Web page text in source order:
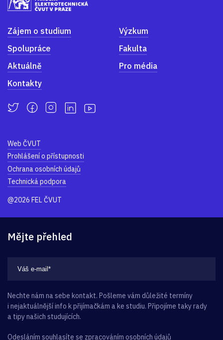
Zájem o studium
Výzkum
Spolupráce
Fakulta
Aktuálně
Pro média
Kontakty
Web ČVUT
Prohlášení o přístupnosti
Ochrana osobních údajů
Technická podpora
@2026 FEL ČVUT
Mějte přehled
Nechte nám na sebe kontakt. Pošleme vám důležité termíny
i nejaktuálnější info k přijímačkám a ke studiu. Připojíme taky rady
a tipy našich studujících.
Odesláním souhlasíte se zpracováním osobních údajů